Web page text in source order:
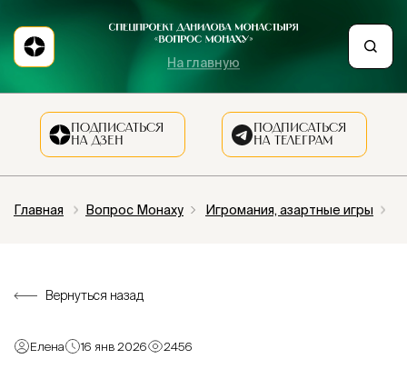
На главную
ПОДПИСАТЬСЯ
НА ДЗЕН
ПОДПИСАТЬСЯ
НА ТЕЛЕГРАМ
Главная Вопрос Монаху Игромания, азартные игры
Вернуться назад
Елена 16 янв 2026 2456